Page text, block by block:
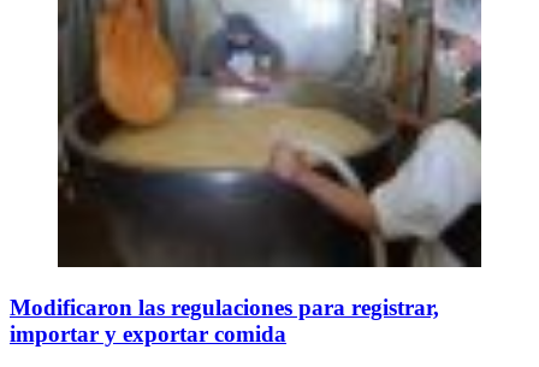
Modificaron las regulaciones para registrar,
importar y exportar comida